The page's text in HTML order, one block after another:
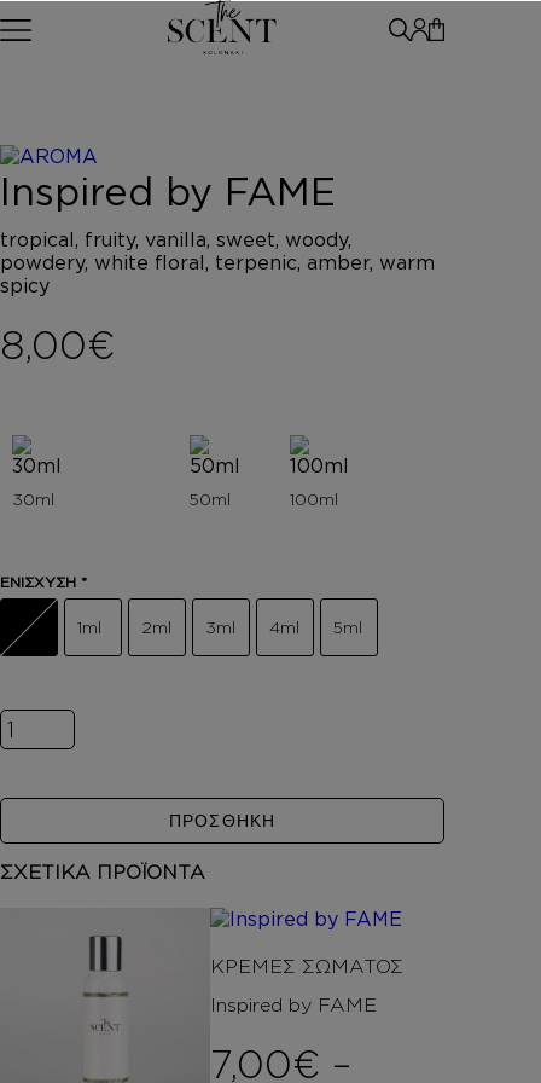
ΑΦΡΟΛΟΥΤΡΑ
ΚΡΕΜΕΣ ΣΩΜΑΤΟΣ
BODY BUTTER
BODY MIST
HAIR MIST
AFTER SHAVE
HAIR OILS
SHIMMERING BODY OIL
ΑΡΩΜΑΤΙΚΑ ΚΕΡΙΑ – DIFFUSERS
SETS
SEASONAL
AUSTRALIAN GOLD
HOROMIA
SPECIAL OFFERS
ΚΑΛΑΘΙ
Inspired by FAME
tropical, fruity, vanilla, sweet, woody,
powdery, white floral, terpenic, amber, warm
spicy
8,00€
ΕΝΙΣΧΥΣΗ *
1ml 2ml 3ml 4ml 5ml
Inspired by FAME ποσότητα
ΠΡΟΣΘΗΚΗ
ΣΧΕΤΙΚΑ ΠΡΟΪΟΝΤΑ
ΚΡΕΜΕΣ ΣΩΜΑΤΟΣ
Inspired by FAME
7,00€ –